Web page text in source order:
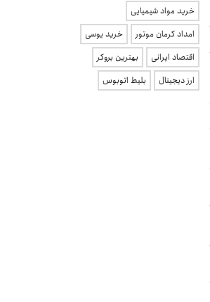
خرید مواد شیمیایی
امداد کرمان موتور
خرید یوسی
اقتصاد ایرانی
بهترین بروکر
ارز دیجیتال
بلیط اتوبوس